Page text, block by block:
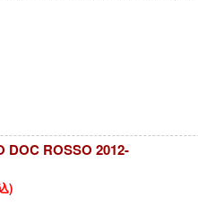
DOC ROSSO 2012-
)